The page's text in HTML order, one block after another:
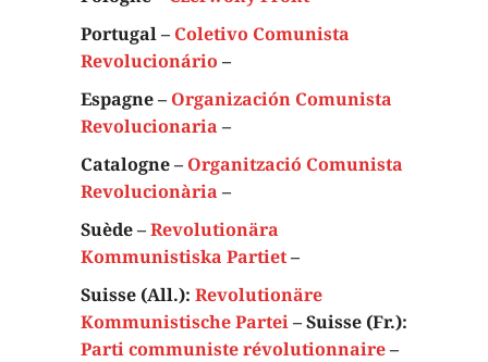
Portugal – Coletivo Comunista
Revolucionário –
Espagne – Organización Comunista
Revolucionaria –
Catalogne – Organització Comunista
Revolucionària –
Suède –Revolutionära
Kommunistiska Partiet–
Suisse (All.): Revolutionäre
Kommunistische Partei– Suisse (Fr.):
Parti communiste révolutionnaire–